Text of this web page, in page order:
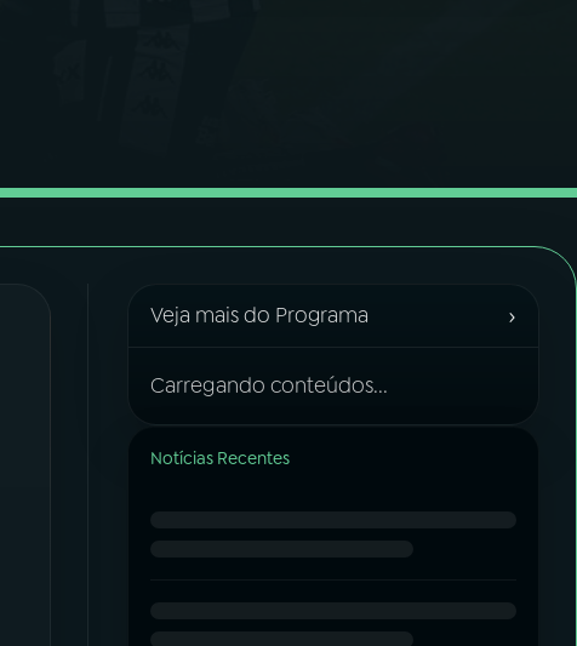
Veja mais do Programa ›
Carregando conteúdos...
Notícias Recentes